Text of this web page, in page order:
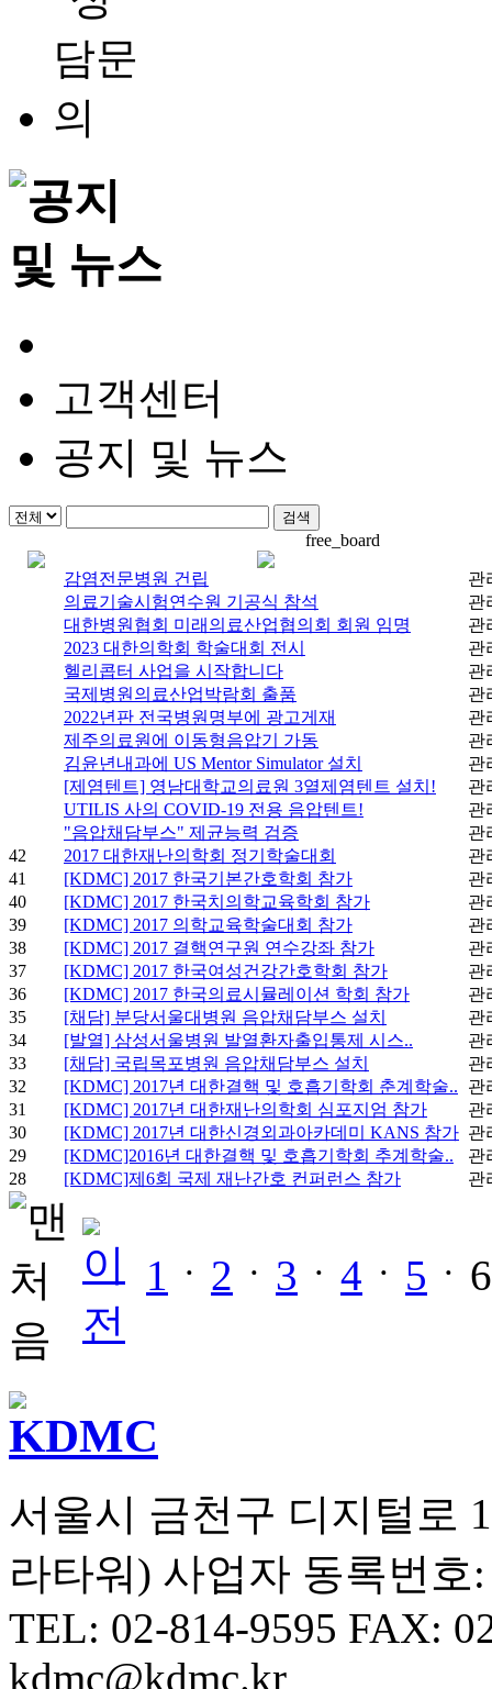
고객센터
공지 및 뉴스
free_board
감염전문병원 건립
관
의료기술시험연수원 기공식 참석
관
대한병원협회 미래의료산업협의회 회원 임명
관
2023 대한의학회 학술대회 전시
관
헬리콥터 사업을 시작합니다
관
국제병원의료산업박람회 출품
관
2022년판 전국병원명부에 광고게재
관
제주의료원에 이동형음압기 가동
관
김윤년내과에 US Mentor Simulator 설치
관
[제염텐트] 영남대학교의료원 3열제염텐트 설치!
관
UTILIS 사의 COVID-19 전용 음압텐트!
관
"음압채담부스" 제균능력 검증
관
42
2017 대한재난의학회 정기학술대회
관
41
[KDMC] 2017 한국기본간호학회 참가
관
40
[KDMC] 2017 한국치의학교육학회 참가
관
39
[KDMC] 2017 의학교육학술대회 참가
관
38
[KDMC] 2017 결핵연구원 연수강좌 참가
관
37
[KDMC] 2017 한국여성건강간호학회 참가
관
36
[KDMC] 2017 한국의료시뮬레이션 학회 참가
관
35
[채담] 분당서울대병원 음압채담부스 설치
관
34
[발열] 삼성서울병원 발열환자출입통제 시스..
관
33
[채담] 국립목포병원 음압채담부스 설치
관
32
[KDMC] 2017년 대한결핵 및 호흡기학회 춘계학술..
관
31
[KDMC] 2017년 대한재난의학회 심포지엄 참가
관
30
[KDMC] 2017년 대한신경외과아카데미 KANS 참가 관
29
[KDMC]2016년 대한결핵 및 호흡기학회 추계학술..
관
28
[KDMC]제6회 국제 재난간호 컨퍼런스 참가 관
1 ㆍ 2 ㆍ 3 ㆍ 4 ㆍ 5 ㆍ
서울시 금천구 디지털로
라타워) 사업자 동록번호:
TEL: 02-814-9595 FAX:
kdmc@kdmc.kr